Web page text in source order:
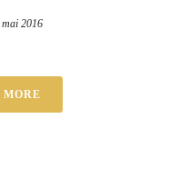
2016
MORE